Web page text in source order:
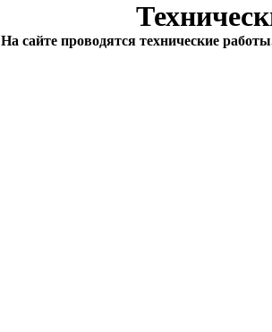
На сайте проводятся технические